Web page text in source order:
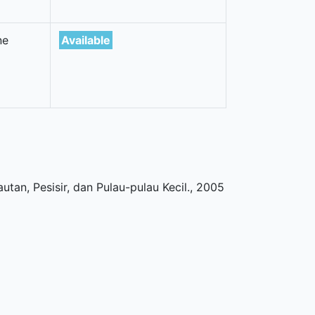
Available
Pesisir, dan Pulau-pulau Kecil., 2005